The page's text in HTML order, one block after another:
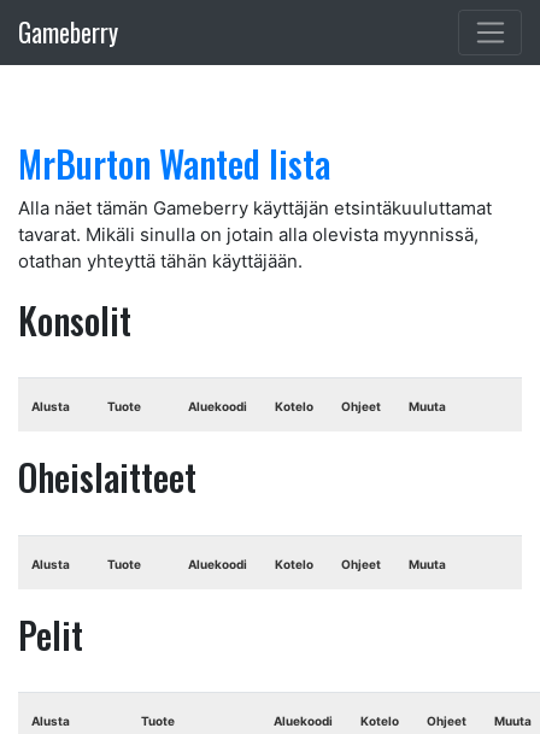
Gameberry
MrBurton Wanted lista
Alla näet tämän Gameberry käyttäjän etsintäkuuluttamat
tavarat. Mikäli sinulla on jotain alla olevista myynnissä,
otathan yhteyttä tähän käyttäjään.
Konsolit
Alusta Tuote Aluekoodi Kotelo Ohjeet Muuta
Oheislaitteet
Alusta Tuote Aluekoodi Kotelo Ohjeet Muuta
Pelit
Alusta Tuote Aluekoodi Kotelo Ohjeet Muuta